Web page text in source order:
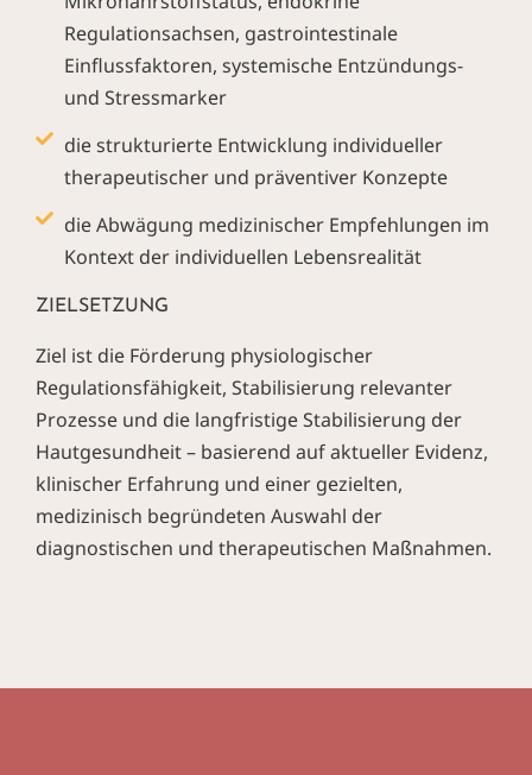
Regulationsachsen, gastrointestinale
Einflussfaktoren, systemische Entzündungs-
und Stressmarker
die strukturierte Entwicklung individueller
therapeutischer und präventiver Konzepte
die Abwägung medizinischer Empfehlungen im
Kontext der individuellen Lebensrealität
ZIELSETZUNG
Ziel ist die Förderung physiologischer
Regulationsfähigkeit, Stabilisierung relevanter
Prozesse und die langfristige Stabilisierung der
Hautgesundheit – basierend auf aktueller Evidenz,
klinischer Erfahrung und einer gezielten,
medizinisch begründeten Auswahl der
diagnostischen und therapeutischen Maßnahmen.